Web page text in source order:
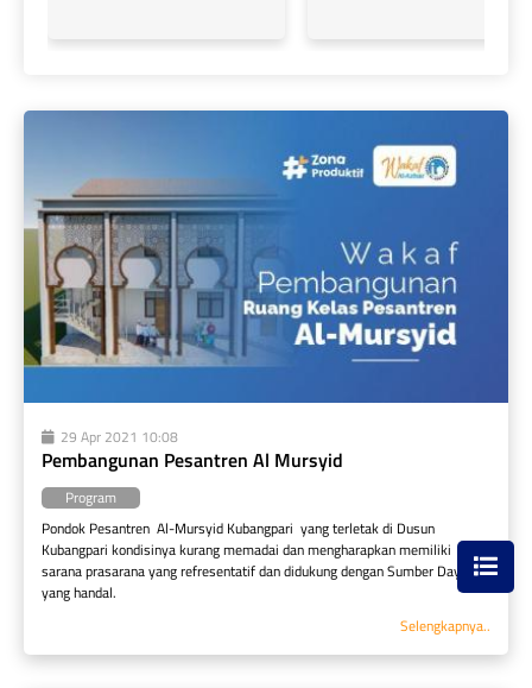
29 Apr 2021 10:08
Pembangunan Pesantren Al Mursyid
Program
Pondok Pesantren  Al-Mursyid Kubangpari  yang terletak di Dusun
Kubangpari kondisinya kurang memadai dan mengharapkan memiliki
sarana prasarana yang refresentatif dan didukung dengan Sumber Daya
yang handal.
Selengkapnya..